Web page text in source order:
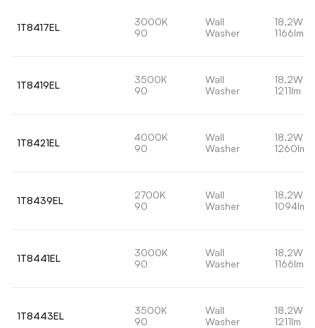
1T8417EL
3000K
90
Wall
Washer
18,2W
1166lm
1T8419EL
3500K
90
Wall
Washer
18,2W
1211lm
1T8421EL
4000K
90
Wall
Washer
18,2W
1260lm
1T8439EL
2700K
90
Wall
Washer
18,2W
1094lm
1T8441EL
3000K
90
Wall
Washer
18,2W
1166lm
1T8443EL
3500K
90
Wall
Washer
18,2W
1211lm